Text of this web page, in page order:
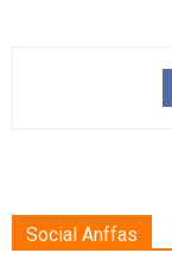
Social Anffas